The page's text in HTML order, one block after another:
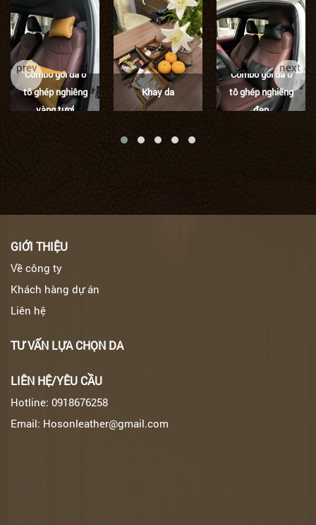
Combo gối da ô
tô ghép nghiêng
vàng tươi
Khay da
Combo gối da ô
tô ghép nghiêng
đen
prev next
GIỚI THIỆU
Về công ty
Khách hàng dự án
Liên hệ
TƯ VẤN LỰA CHỌN DA
LIÊN HỆ/YÊU CẦU
Hotline: 0918676258
Email: Hosonleather@gmail.com